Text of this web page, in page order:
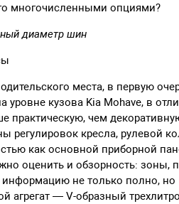
многочисленными опциями?
диаметр шин
места, в первую
уровне кузова Kia Mohave, в
практическую, чем
регулировок кресла, рулевой
как основной приборной
оценить и обзорность:
информацию не только полно,
агрегат — V-образный